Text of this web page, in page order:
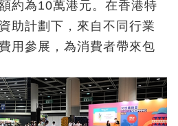
約為10萬港元。在香港特
助計劃下，來自不同行業
用參展，為消費者帶來包